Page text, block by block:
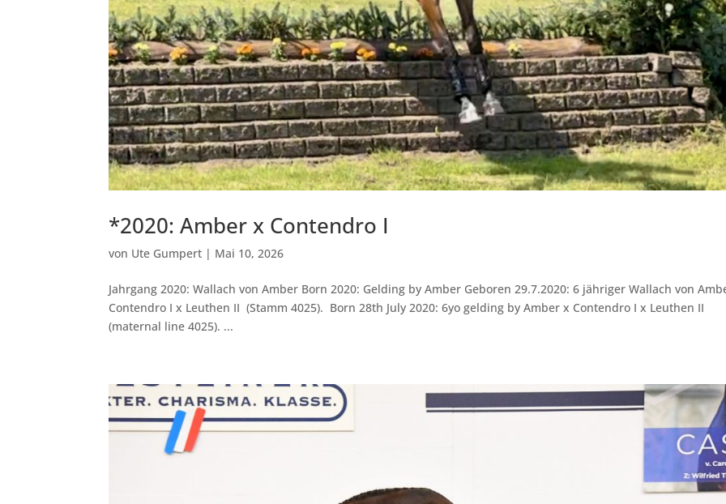
*2020: Amber x Contendro I
von Ute Gumpert | Mai 10, 2026
Jahrgang 2020: Wallach von Amber Born 2020: Gelding by Amber Geboren 29.7.2020: 6 jähriger Wallach von
Contendro I x Leuthen II (Stamm 4025). Born 28th July 2020: 6yo gelding by Amber x Contendro I x Leuthen II
(maternal line 4025). ...